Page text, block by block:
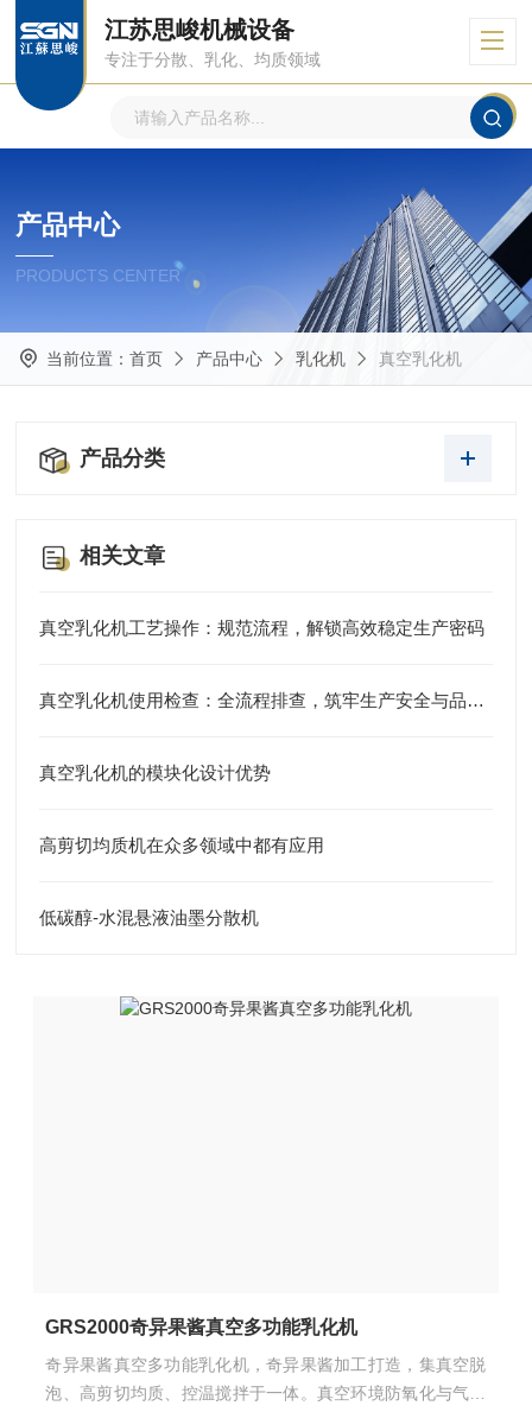
江苏思峻机械设备
专注于分散、乳化、均质领域
产品中心
PRODUCTS CENTER
当前位置： 首页 产品中心 乳化机 真空乳化机
产品分类
相关文章
真空乳化机工艺操作：规范流程，解锁高效稳定生产密码
真空乳化机使用检查：全流程排查，筑牢生产安全与品质防线
真空乳化机的模块化设计优势
高剪切均质机在众多领域中都有应用
低碳醇-水混悬液油墨分散机
GRS2000奇异果酱真空多功能乳化机
奇异果酱真空多功能乳化机，奇异果酱加工打造，集真空脱
泡、高剪切均质、控温搅拌于一体。真空环境防氧化与气泡